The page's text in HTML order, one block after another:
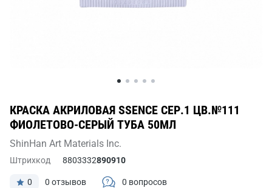
КРАСКА АКРИЛОВАЯ SSENCE СЕР.1 ЦВ.№111
ФИОЛЕТОВО-СЕРЫЙ ТУБА 50МЛ
ShinHan Art Materials Inc.
0 0 отзывов 0 вопросов
Штрихкод 8803332890910